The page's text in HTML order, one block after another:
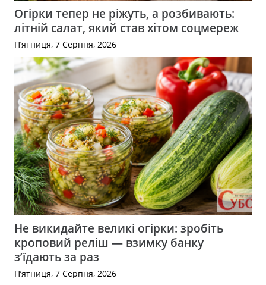
Огірки тепер не ріжуть, а розбивають:
літній салат, який став хітом соцмереж
П’ятниця, 7 Серпня, 2026
Не викидайте великі огірки: зробіть
кроповий реліш — взимку банку
з’їдають за раз
П’ятниця, 7 Серпня, 2026